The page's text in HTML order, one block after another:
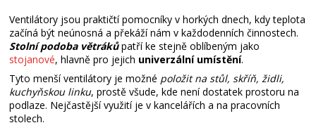
Ventilátory jsou praktičtí pomocníky v horkých dnech, kdy teplota
začíná být neúnosná a překáží nám v každodenních činnostech.
Stolní podoba větrákůpatří ke stejně oblíbeným jako
stojanové, hlavně pro jejich univerzální umístění.
Tyto menší ventilátory je možné položit na stůl, skříň, židli,
kuchyňskou linku, prostě všude, kde není dostatek prostoru na
podlaze. Nejčastější využití je v kancelářích a na pracovních
stolech.